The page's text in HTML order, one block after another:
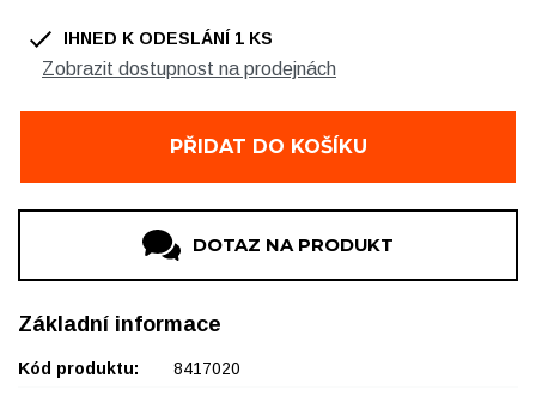
PŘIDAT DO KOŠÍKU
IHNED K ODESLÁNÍ 1 KS
Zobrazit dostupnost na prodejnách
DOTAZ NA PRODUKT
Základní informace
Kód produktu: 8417020